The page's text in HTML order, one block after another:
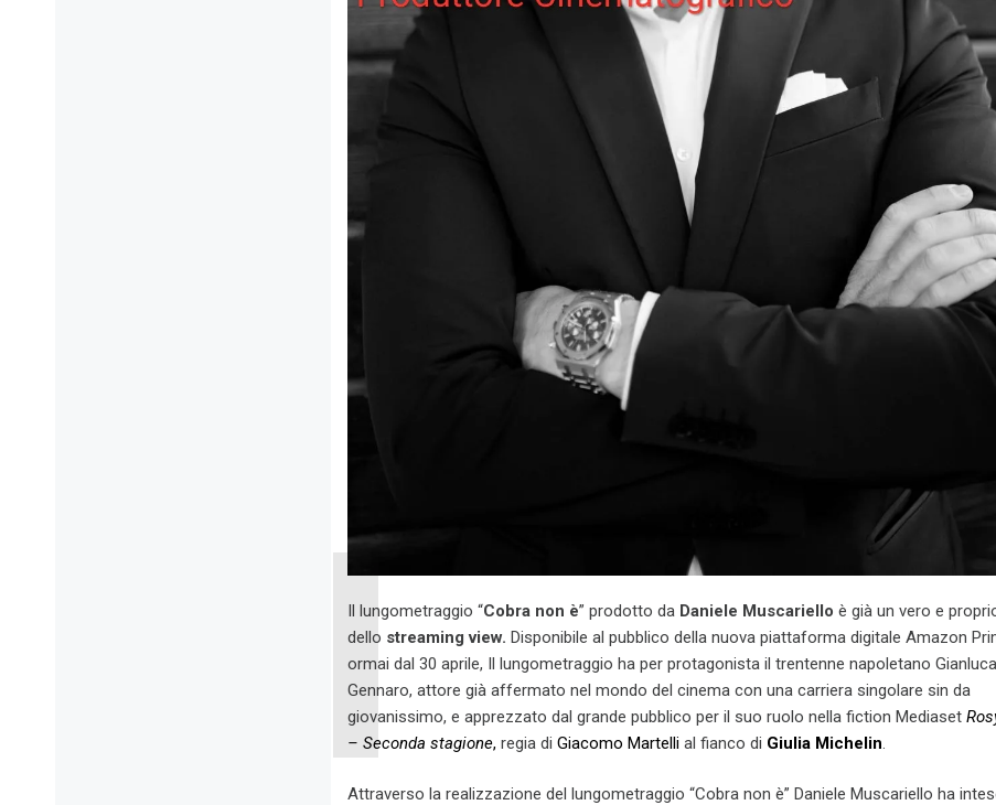
Il lungometraggio “Cobra non è” prodotto da Daniele Muscariello è già un vero e
dello streaming view. Disponibile al pubblico della nuova piattaforma digitale Amazon
ormai dal 30 aprile, Il lungometraggio ha per protagonista il trentenne napoletano
Gennaro, attore già affermato nel mondo del cinema con una carriera singolare sin da
giovanissimo, e apprezzato dal grande pubblico per il suo ruolo nella fiction Mediaset
– Seconda stagione, regia di Giacomo Martelli al fianco di Giulia Michelin.
Attraverso la realizzazione del lungometraggio “Cobra non è” Daniele Muscariello ha